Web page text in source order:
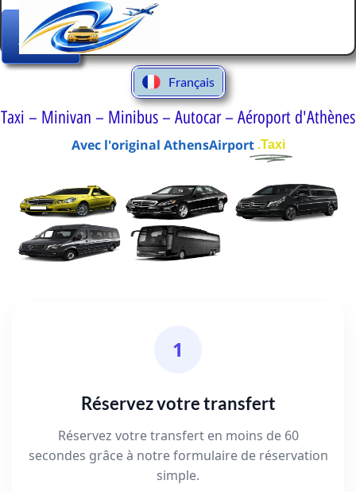
Réservez
Votre
Transfert
Français
Deutsch
Ελληνικά
Taxi – Minivan – Minibus – Autocar – Aéroport d'Athènes
Avec l'original AthensAirport .Taxi
1
Réservez votre transfert
Réservez votre transfert en moins de 60
secondes grâce à notre formulaire de réservation
simple.